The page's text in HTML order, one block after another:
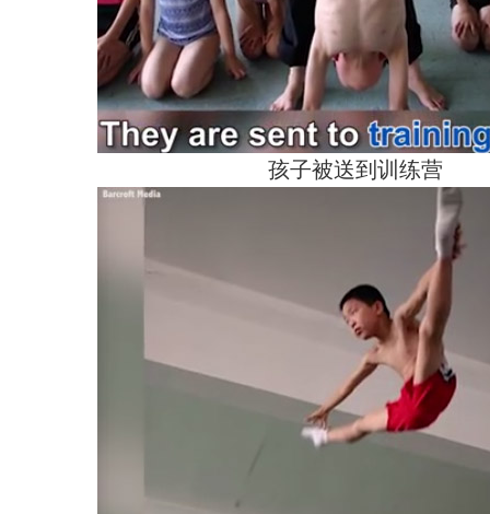
孩子被送到训练营